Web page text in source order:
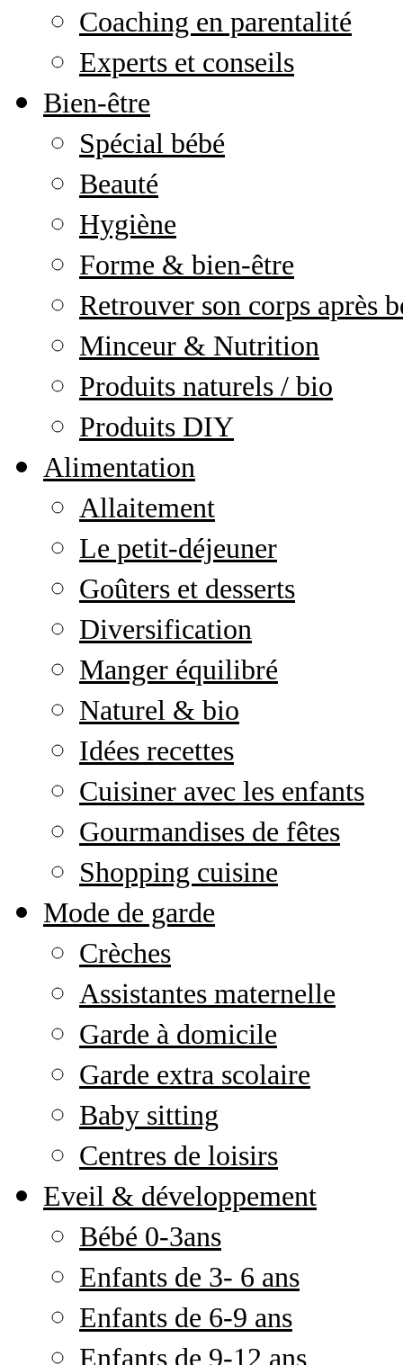
Coaching en parentalité
Experts et conseils
Bien-être
Spécial bébé
Beauté
Hygiène
Forme & bien-être
Retrouver son corps après
Minceur & Nutrition
Produits naturels / bio
Produits DIY
Alimentation
Allaitement
Le petit-déjeuner
Goûters et desserts
Diversification
Manger équilibré
Naturel & bio
Idées recettes
Cuisiner avec les enfants
Gourmandises de fêtes
Shopping cuisine
Mode de garde
Crèches
Assistantes maternelle
Garde à domicile
Garde extra scolaire
Baby sitting
Centres de loisirs
Eveil & développement
Bébé 0-3ans
Enfants de 3- 6 ans
Enfants de 6-9 ans
Enfants de 9-12 ans